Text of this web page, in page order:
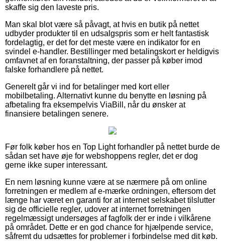
skaffe sig den laveste pris.
Man skal blot være så påvagt, at hvis en butik på nettet
udbyder produkter til en udsalgspris som er helt fantastisk
fordelagtig, er det for det meste være en indikator for en
svindel e-handler. Bestillinger med betalingskort er heldigvis
omfavnet af en foranstaltning, der passer på køber imod
falske forhandlere på nettet.
Generelt går vi ind for betalinger med kort eller
mobilbetaling. Alternativt kunne du benytte en løsning på
afbetaling fra eksempelvis ViaBill, når du ønsker at
finansiere betalingen senere.
Før folk køber hos en Top Light forhandler på nettet burde de
sådan set have øje for webshoppens regler, det er dog
gerne ikke super interessant.
En nem løsning kunne være at se nærmere på om online
forretningen er medlem af e-mærke ordningen, eftersom det
længe har været en garanti for at internet selskabet tilslutter
sig de officielle regler, udover at internet forretningen
regelmæssigt undersøges af fagfolk der er inde i vilkårene
på området. Dette er en god chance for hjælpende service,
såfremt du udsættes for problemer i forbindelse med dit køb.